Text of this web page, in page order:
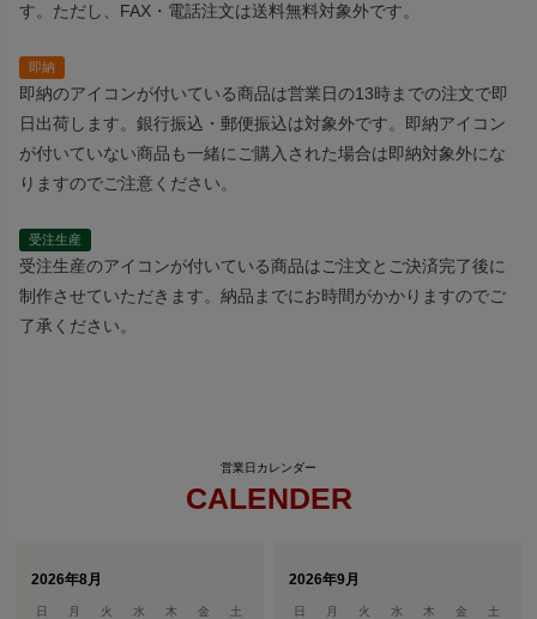
す。ただし、FAX・電話注文は送料無料対象外です。
即納
即納のアイコンが付いている商品は営業日の13時までの注文で即
日出荷します。銀行振込・郵便振込は対象外です。即納アイコン
が付いていない商品も一緒にご購入された場合は即納対象外にな
りますのでご注意ください。
受注生産
受注生産のアイコンが付いている商品はご注文とご決済完了後に
制作させていただきます。納品までにお時間がかかりますのでご
了承ください。
CALENDER
2026年8月
日 月 火 水 木 金 土
2026年9月
日 月 火 水 木 金 土